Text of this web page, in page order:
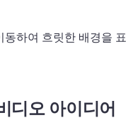
하여 흐릿한 배경을 표
디오 아이디어